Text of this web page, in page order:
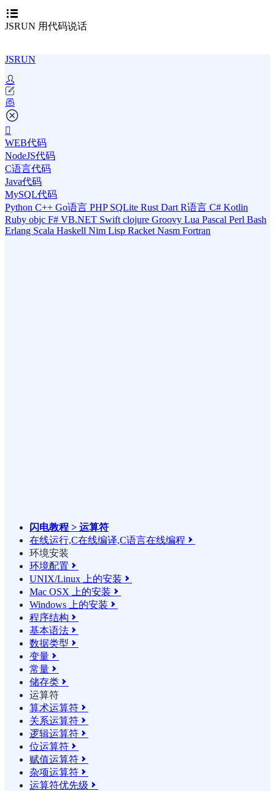
JSRUN 用代码说话
JSRUN
WEB代码
NodeJS代码
C语言代码
Java代码
MySQL代码
Python C++ Go语言 PHP SQLite Rust Dart R语言 C# Kotlin
Ruby objc F# VB.NET Swift clojure Groovy Lua Pascal Perl Bash
Erlang Scala Haskell Nim Lisp Racket Nasm Fortran
闪电教程 > 运算符
在线运行,C在线编译,C语言在线编程 
环境安装
环境配置 
UNIX/Linux 上的安装 
Mac OSX 上的安装 
Windows 上的安装 
程序结构 
基本语法 
数据类型 
变量 
常量 
储存类 
运算符
算术运算符 
关系运算符 
逻辑运算符 
位运算符 
赋值运算符 
杂项运算符 
运算符优先级 